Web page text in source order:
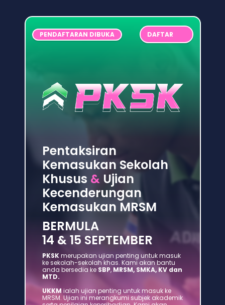
PENDAFTARAN DIBUKA DAFTAR
Pentaksiran
Kemasukan Sekolah
Khusus & Ujian
Kecenderungan
Kemasukan MRSM
BERMULA
14 & 15 SEPTEMBER
PKSK merupakan ujian penting untuk masuk
ke sekolah-sekolah khas. Kami akan bantu
anda bersedia ke SBP, MRSM, SMKA, KV dan
MTD.
UKKM ialah ujian penting untuk masuk ke
MRSM. Ujian ini merangkumi subjek akademik